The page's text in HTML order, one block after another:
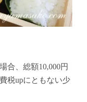
合、総額10,000円
税upにともない少